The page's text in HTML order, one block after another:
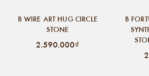
B WIRE ART HUG CIRCLE
STONE
2.590.000₫
B